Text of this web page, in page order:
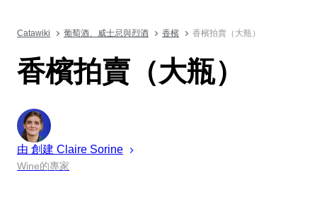
Catawiki 葡萄酒、威士忌與烈酒 香檳 香檳拍賣（大瓶）
香檳拍賣（大瓶）
由 創建 Claire Sorine
Wine的專家